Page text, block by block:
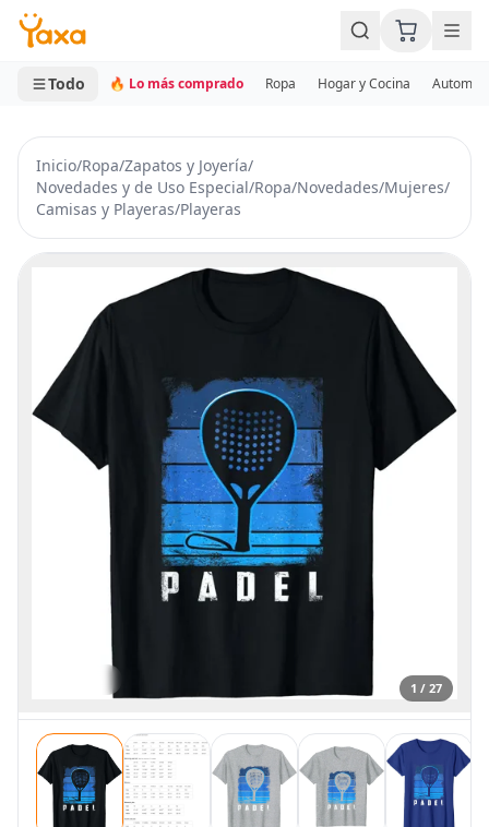
MINI CARRITO
0 productos
Todo 🔥 Lo más comprado Ropa Hogar y Cocina
Inicio/Ropa/Zapatos y Joyería/
Novedades y de Uso Especial/Ropa/Novedades/Mujeres/
Camisas y Playeras/Playeras
1 / 27